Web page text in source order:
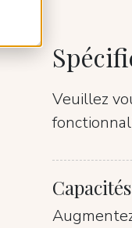
Veuillez